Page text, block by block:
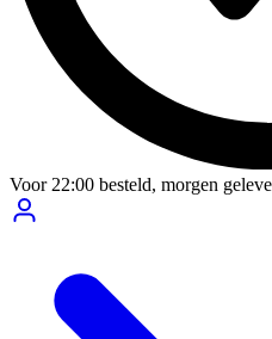
Voor22:00 besteld, morgen